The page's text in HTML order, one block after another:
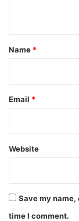
*
Name *
Email *
Website
Save my
time I comment.